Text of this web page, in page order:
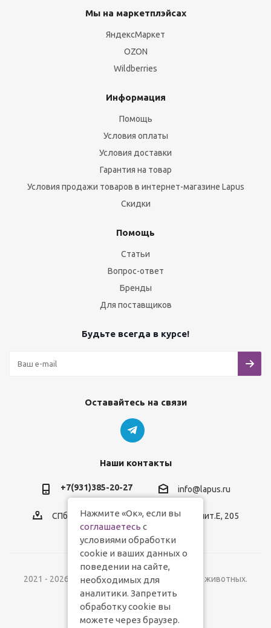
Мы на маркетплэйсах
ЯндексМаркет
OZON
Wildberries
Информация
Помощь
Условия оплаты
Условия доставки
Гарантия на товар
Условия продажи товаров в интернет-магазине Lapus
Скидки
Помощь
Статьи
Вопрос-ответ
Бренды
Для поставщиков
Будьте всегда в курсе!
Оставайтесь на связи
Наши контакты
+7(931)385-20-27 info@lapus.ru
СПб, пр.Обуховской Обороны, д.116, лит.Е, 205
2021 - 2026 © Lapus.ru - магазин товаров для животных.
Нажмите «Ок», если вы
соглашаетесь с
условиями обработки
cookie и ваших данных о
поведении на сайте,
необходимых для
аналитики. Запретить
обработку cookie вы
можете через браузер.